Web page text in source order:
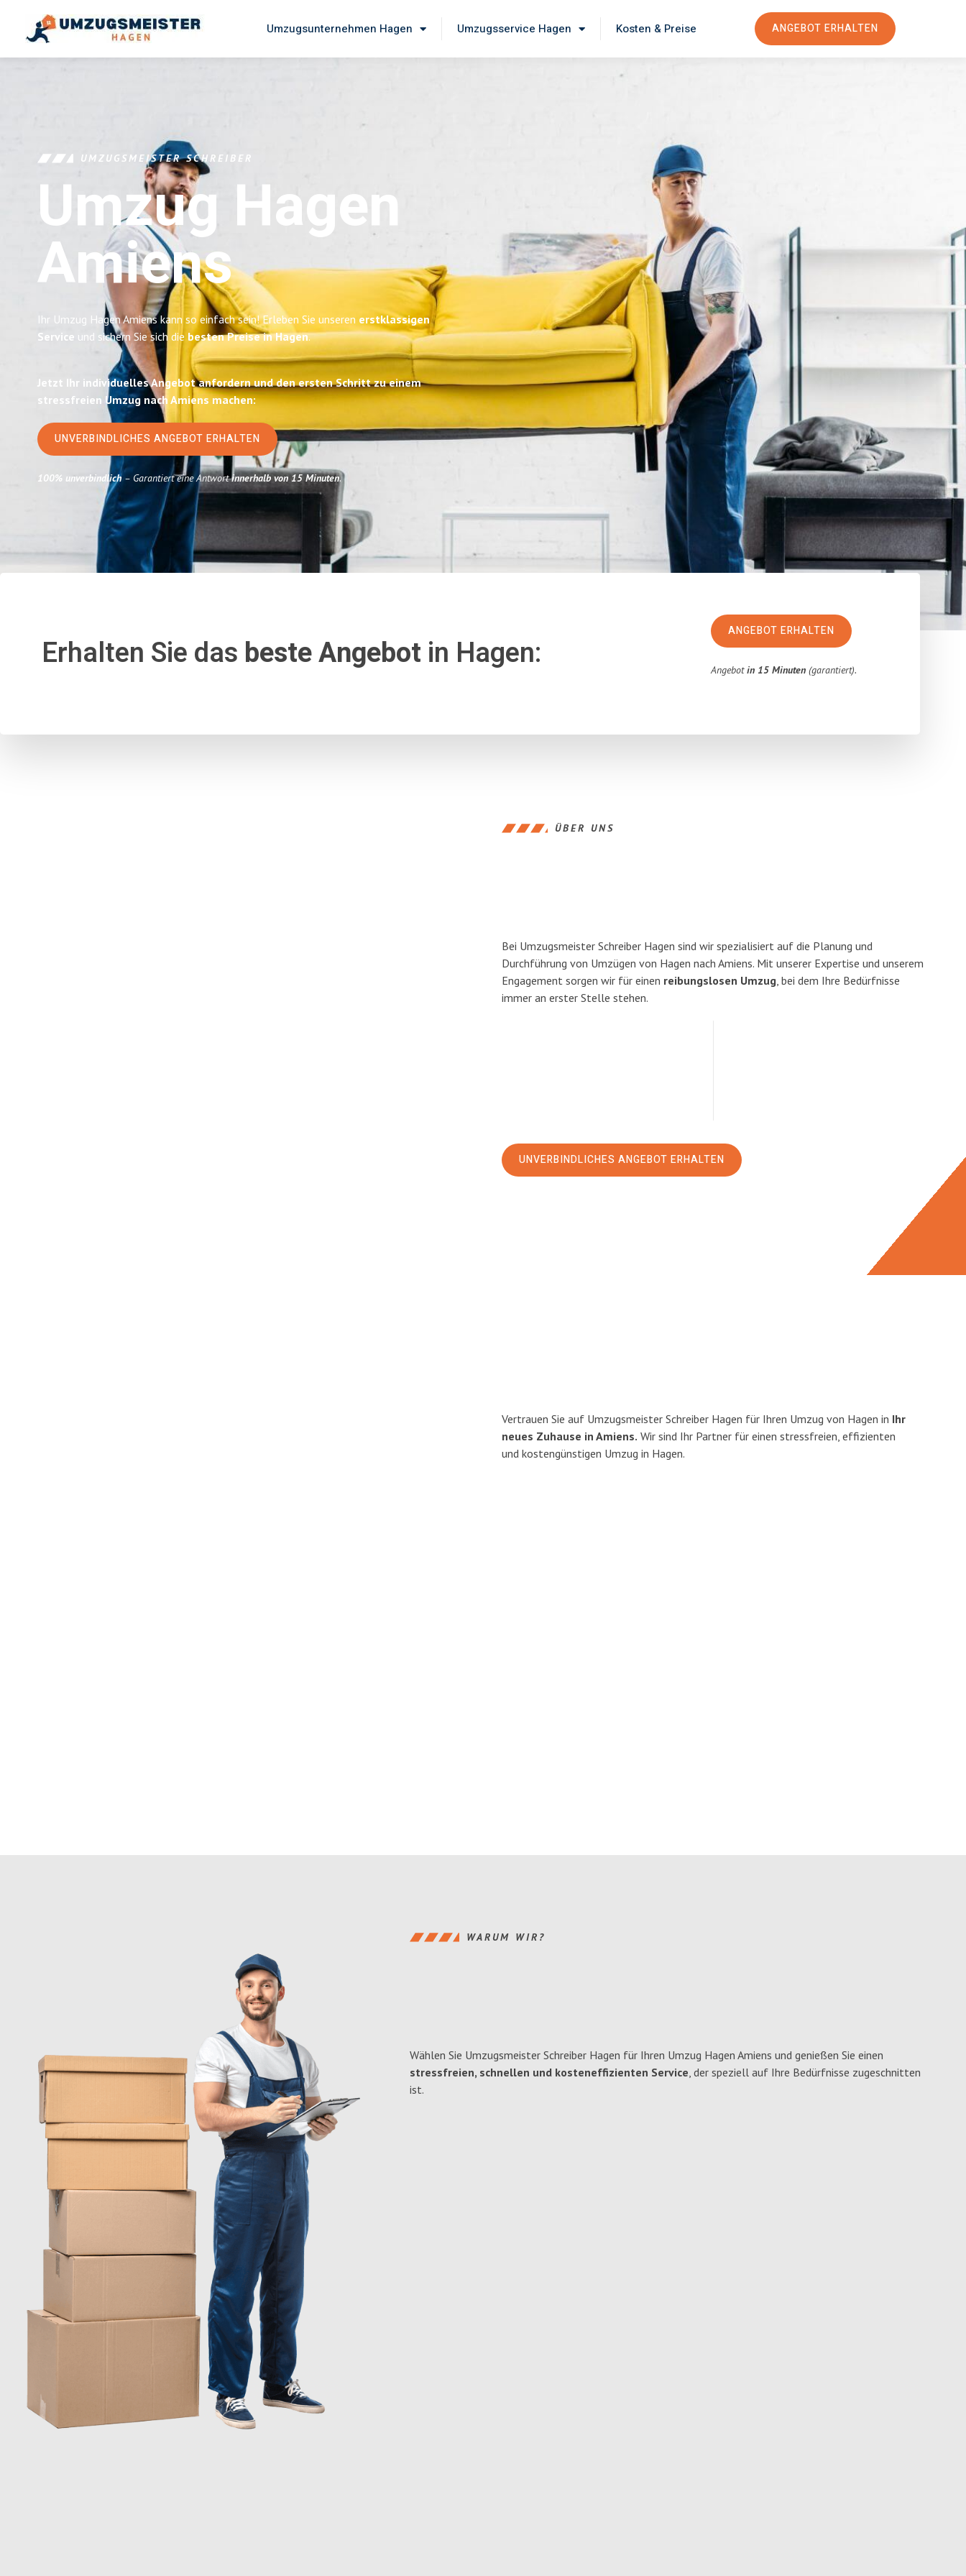
Umzugsunternehmen Hagen Umzugsservice Hagen Kosten & Preise ANGEBOT ERHALTEN
UMZUGSMEISTER SCHREIBER
Umzug Hagen
Amiens
Ihr Umzug Hagen Amiens kann so einfach sein! Erleben Sie unseren erstklassigen
Service und sichern Sie sich die besten Preise in Hagen.
Jetzt Ihr individuelles Angebot anfordern und den ersten Schritt zu einem
stressfreien Umzug nach Amiens machen:
UNVERBINDLICHES ANGEBOT ERHALTEN
100% unverbindlich– Garantiert eine Antwortinnerhalb von 15 Minuten.
Erhalten Sie das beste Angebot in Hagen:
ANGEBOT ERHALTEN
Angebotin 15 Minuten (garantiert).
ÜBER UNS
Bei Umzugsmeister Schreiber Hagen sind wir spezialisiert auf die Planung und
Durchführung von Umzügen von Hagen nach Amiens. Mit unserer Expertise und unserem
Engagement sorgen wir für einen reibungslosen Umzug, bei dem Ihre Bedürfnisse
immer an erster Stelle stehen.
UNVERBINDLICHES ANGEBOT ERHALTEN
Vertrauen Sie auf Umzugsmeister Schreiber Hagen für Ihren Umzug von Hagen in Ihr
neues Zuhause in Amiens. Wir sind Ihr Partner für einen stressfreien, effizienten
und kostengünstigen Umzug in Hagen.
WARUM WIR?
Wählen Sie Umzugsmeister Schreiber Hagen für Ihren Umzug Hagen Amiens und genießen Sie einen
stressfreien, schnellen und kosteneffizienten Service, der speziell auf Ihre Bedürfnisse zugeschnitten
ist.